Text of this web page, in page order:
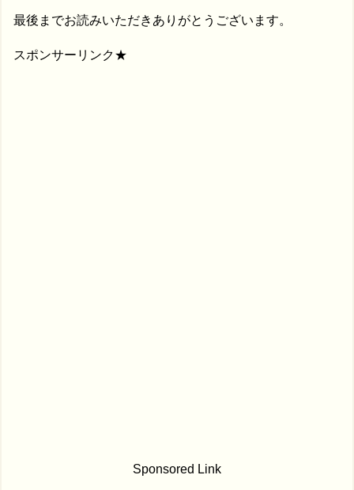
最後までお読みいただきありがとうございます。
スポンサーリンク★
Sponsored Link